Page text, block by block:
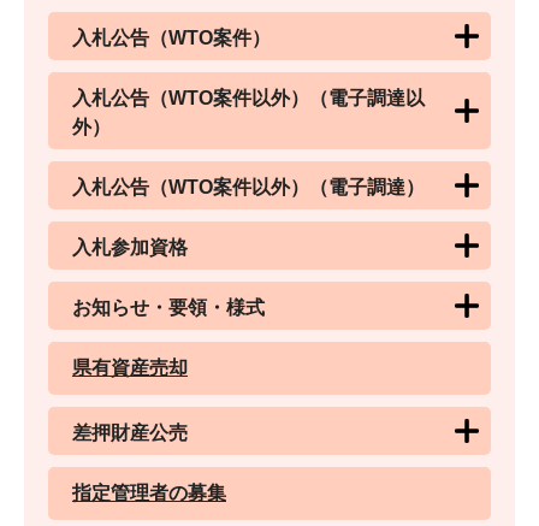
入札公告（WTO案件）
入札公告（WTO案件以外）（電子調達以
外）
入札公告（WTO案件以外）（電子調達）
入札参加資格
お知らせ・要領・様式
県有資産売却
差押財産公売
指定管理者の募集